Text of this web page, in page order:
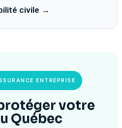
civile →
ENTREPRISE
votre
Québec